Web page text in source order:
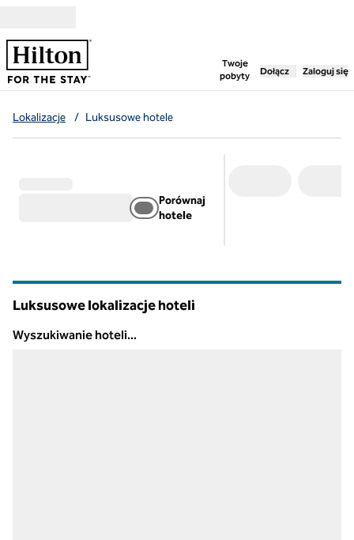
Twoje
pobyty
,otwiera nową
Dołącz Zaloguj się
Lokalizacje / Luksusowe hotele
Porównaj
hotele
Luksusowe lokalizacje hoteli
Wyszukiwanie hoteli...